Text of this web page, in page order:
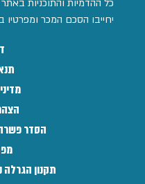
כל ההדמיות והתוכניות
יחייבו הסכם המכר
הסדר
תקנון הגרלה